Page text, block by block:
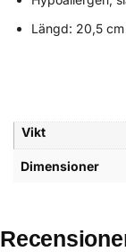
Längd: 20,5 cm
Vikt
Dimensioner